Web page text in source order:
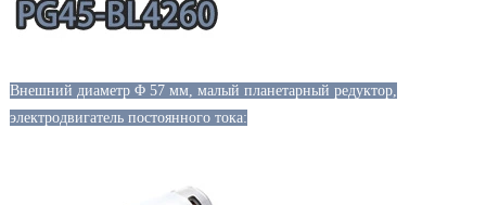
Внешний диаметр Φ 57 мм, малый планетарный редуктор,
электродвигатель постоянного тока: